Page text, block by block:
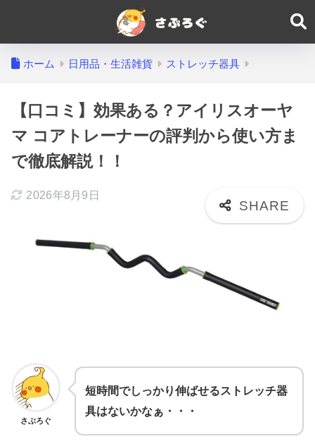
ホーム 日用品・生活雑貨 ストレッチ器具
【口コミ】効果ある？アイリスオーヤ
マ コアトレーナーの評判から使い方ま
で徹底解説！！
2026年8月9日
さぶろぐ
短時間でしっかり伸ばせるストレッチ器
具はないかなぁ・・・